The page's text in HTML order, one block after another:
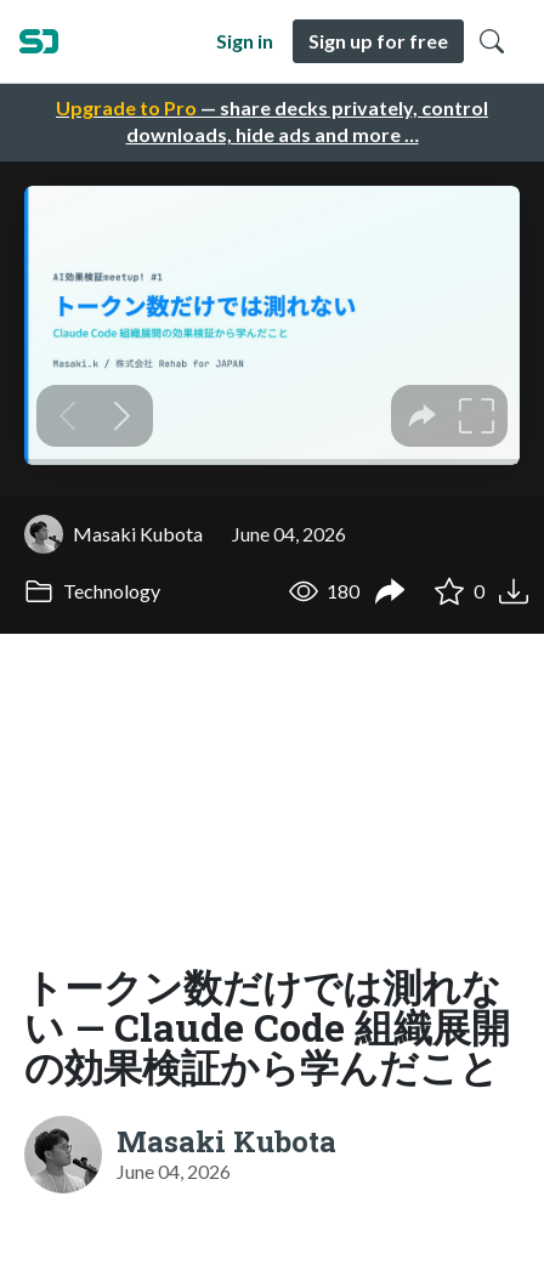
Upgrade to Pro — share decks privately, control
downloads, hide ads and more …
Sign in Sign up for free
Masaki Kubota June 04, 2026
Technology 180 0
トークン数だけでは測れな
い — Claude Code 組織展開
の効果検証から学んだこと
Masaki Kubota
June 04, 2026